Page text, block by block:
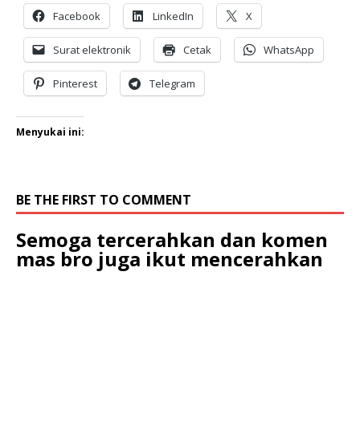
Facebook LinkedIn X
Surat elektronik Cetak WhatsApp
Pinterest Telegram
Menyukai ini:
BE THE FIRST TO COMMENT
Semoga tercerahkan dan komen
mas bro juga ikut mencerahkan